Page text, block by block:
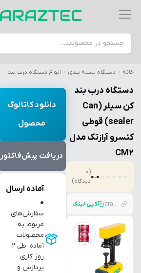
خانه دستگاه بسته بندی انواع دستگاه درب بند
دستگاه درب بند
کن سیلر (Can
sealer) قوطی
کنسرو آرازتک مدل
CM2
0.0
(0
دیدگاه)
araztec.com/p/%D8%AF%D8%B3%D8%AA%DA%AF%D8%A7%D9%87-%D8%AF%D8%B1%D8%A8-%D8%A8%D9%86%D8%AF-%DA%A9%D9%86-%D8%B3%DB%8C%D9%84%D8%B1-can-sealer-%D9%82%D9%88%D8%B7%DB%8C-%DA%A9%D9%86%D8%B3%D8%B1%D9%88-%D8%A2%D8%B1%D8%A7 کپی لینک
آماده ارسال
●
سفارش‌های
مربوط به
محصولات
آماده، طی ۲
روز کاری
پردازش و
دانلود کاتالوگ
محصول
دریافت پیش‌فاکتور